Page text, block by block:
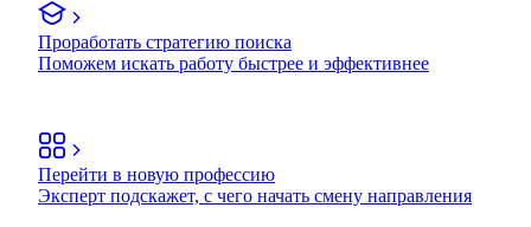
Проработать стратегию поиска
Поможем искать работу быстрее и эффективнее
Перейти в новую профессию
Эксперт подскажет, с чего начать смену направления